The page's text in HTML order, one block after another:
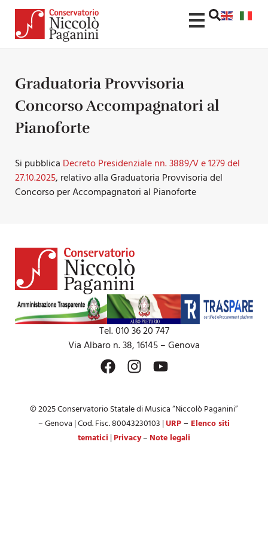
Graduatoria Provvisoria
Concorso Accompagnatori al
Pianoforte
Si pubblica Decreto Presidenziale nn. 3889/V e 1279 del
27.10.2025, relativo alla Graduatoria Provvisoria del
Concorso per Accompagnatori al Pianoforte
Tel. 010 36 20 747
Via Albaro n. 38, 16145 – Genova
© 2025 Conservatorio Statale di Musica “Niccolò Paganini”
– Genova | Cod. Fisc. 80043230103 |URP– Elenco siti
tematici | Privacy– Note legali